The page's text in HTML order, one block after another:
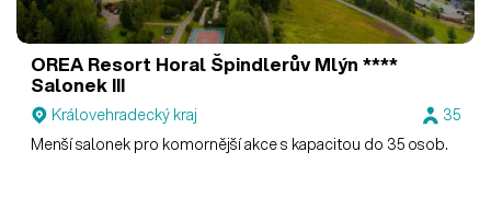
OREA Resort Horal Špindlerův Mlýn ****
Salonek III
Královehradecký kraj
35
Menší salonek pro komornější akce s kapacitou do 35 osob.